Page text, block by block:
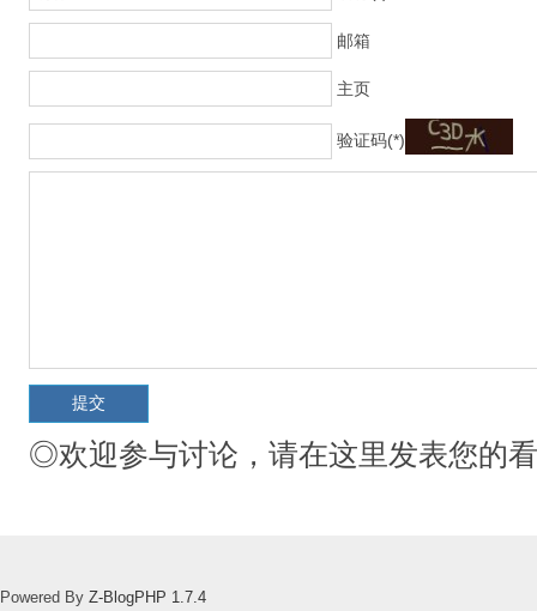
邮箱
主页
验证码(*)
◎欢迎参与讨论，请在这里发表您的
Powered By Z-BlogPHP 1.7.4